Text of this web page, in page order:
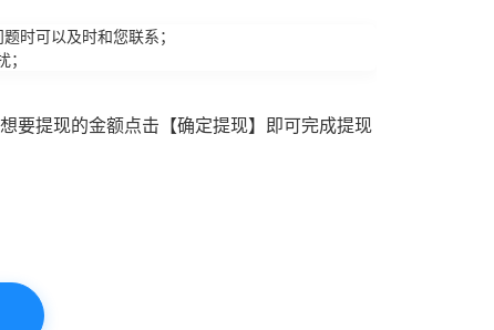
时可以及时和您联系；
要提现的金额点击【确定提现】即可完成提现